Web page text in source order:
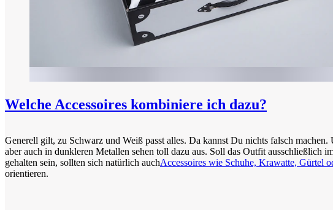
Welche Accessoires kombiniere ich dazu?
Generell gilt, zu Schwarz und Weiß passt alles. Da kannst Du nichts falsch
aber auch in dunkleren Metallen sehen toll dazu aus. Soll das Outfit ausschließlich
gehalten sein, sollten sich natürlich auchAccessoires wie Schuhe, Krawatte, Gürtel
orientieren.